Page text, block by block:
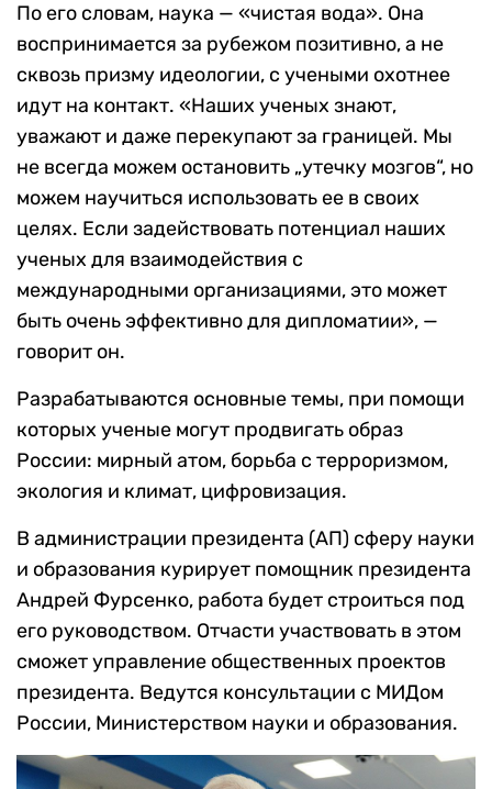
По его словам, наука — «чистая вода». Она
воспринимается за рубежом позитивно, а не
сквозь призму идеологии, с учеными охотнее
идут на контакт. «Наших ученых знают,
уважают и даже перекупают за границей. Мы
не всегда можем остановить „утечку мозгов“, но
можем научиться использовать ее в своих
целях. Если задействовать потенциал наших
ученых для взаимодействия с
международными организациями, это может
быть очень эффективно для дипломатии», —
говорит он.
Разрабатываются основные темы, при помощи
которых ученые могут продвигать образ
России: мирный атом, борьба с терроризмом,
экология и климат, цифровизация.
В администрации президента (АП) сферу науки
и образования курирует помощник президента
Андрей Фурсенко, работа будет строиться под
его руководством. Отчасти участвовать в этом
сможет управление общественных проектов
президента. Ведутся консультации с МИДом
России, Министерством науки и образования.